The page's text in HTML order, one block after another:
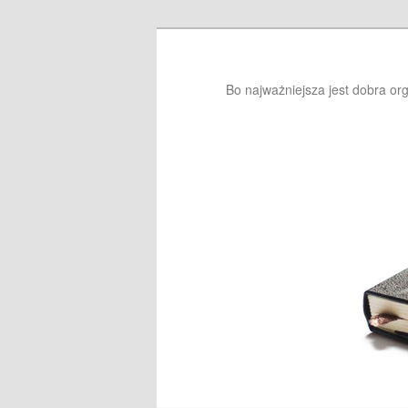
Bo najważniejsza jest dobra